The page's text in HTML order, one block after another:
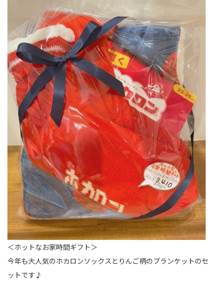
＜ホットなお家時間ギフト＞
今年も大人気のホカロンソックスとりんご柄のブランケットのセ
ットです♪